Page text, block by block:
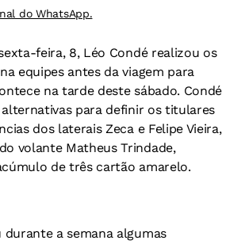
do WhatsApp.
feira, 8, Léo Condé realizou os
equipes antes da viagem para
na tarde deste sábado. Condé
para definir os titulares
dos laterais Zeca e Felipe Vieira,
volante Matheus Trindade,
de três cartão amarelo.
durante a semana algumas